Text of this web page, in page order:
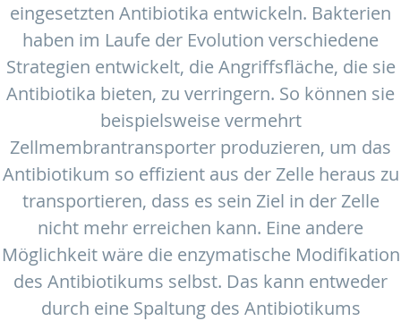
eingesetzten Antibiotika entwickeln. Bakterien
haben im Laufe der Evolution verschiedene
Strategien entwickelt, die Angriffsfläche, die sie
Antibiotika bieten, zu verringern. So können sie
beispielsweise vermehrt
Zellmembrantransporter produzieren, um das
Antibiotikum so effizient aus der Zelle heraus zu
transportieren, dass es sein Ziel in der Zelle
nicht mehr erreichen kann. Eine andere
Möglichkeit wäre die enzymatische Modifikation
des Antibiotikums selbst. Das kann entweder
durch eine Spaltung des Antibiotikums